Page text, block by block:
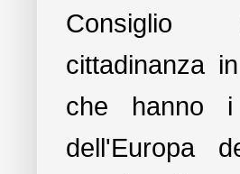
Consiglio
cittadinanza
che hanno i
dell'Europa